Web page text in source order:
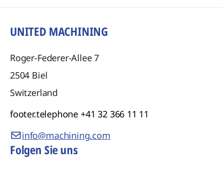
UNITED MACHINING
Roger-Federer-Allee 7
2504 Biel
Switzerland
footer.telephone +41 32 366 11 11
info@machining.com
Folgen Sie uns